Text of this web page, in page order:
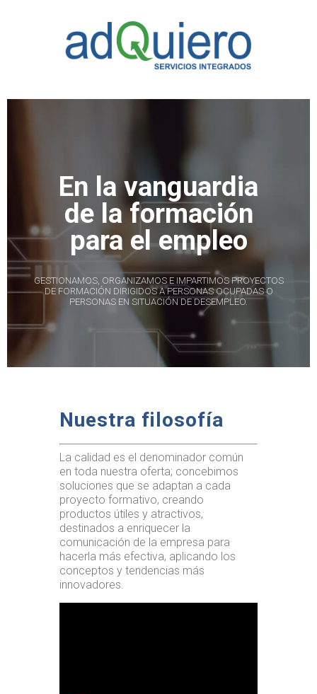
En la vanguardia
de la formación
para el empleo
GESTIONAMOS, ORGANIZAMOS E IMPARTIMOS PROYECTOS
DE FORMACIÓN DIRIGIDOS A PERSONAS OCUPADAS O
PERSONAS EN SITUACIÓN DE DESEMPLEO.
Nuestra filosofía
La calidad es el denominador común
en toda nuestra oferta; concebimos
soluciones que se adaptan a cada
proyecto formativo, creando
productos útiles y atractivos,
destinados a enriquecer la
comunicación de la empresa para
hacerla más efectiva, aplicando los
conceptos y tendencias más
innovadores.